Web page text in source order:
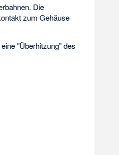
Die
zum Gehäuse
"Überhitzung" des